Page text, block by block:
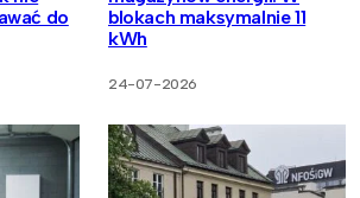
do
blokach maksymalnie 11
kWh
24-07-2026